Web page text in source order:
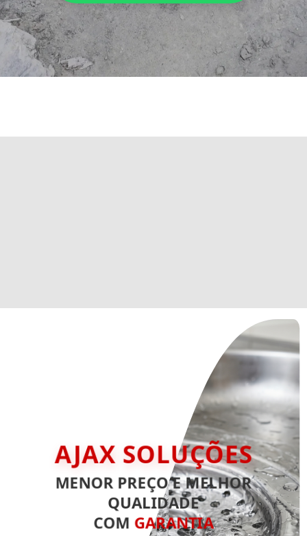
AJAX SOLUÇÕES
MENOR PREÇO E MELHOR
QUALIDADE
COM GARANTIA